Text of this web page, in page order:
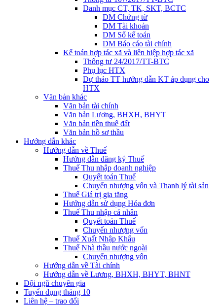
Danh mục CT, TK, SKT, BCTC
DM Chứng từ
DM Tài khoản
DM Sổ kế toán
DM Báo cáo tài chính
Kế toán hợp tác xã và liên hiệp hợp tác xã
Thông tư 24/2017/TT-BTC
Phụ lục HTX
Dự thảo TT hướng dẫn KT áp dụng cho
HTX
Văn bản khác
Văn bản tài chính
Văn bản Lương, BHXH, BHYT
Văn bản tiền thuê đất
Văn bản hồ sơ thầu
Hướng dẫn khác
Hướng dẫn về Thuế
Hướng dẫn đăng ký Thuế
Thuế Thu nhập doanh nghiệp
Quyết toán Thuế
Chuyển nhượng vốn và Thanh lý tài sản
Thuế Giá trị gia tăng
Hướng dẫn sử dụng Hóa đơn
Thuế Thu nhập cá nhân
Quyết toán Thuế
Chuyển nhượng vốn
Thuế Xuất Nhập Khẩu
Thuế Nhà thầu nước ngoài
Chuyển nhượng vốn
Hướng dẫn về Tài chính
Hướng dẫn về Lương, BHXH, BHYT, BHNT
Đội ngũ chuyên gia
Tuyển dụng tháng 10
Liên hệ – trao đổi